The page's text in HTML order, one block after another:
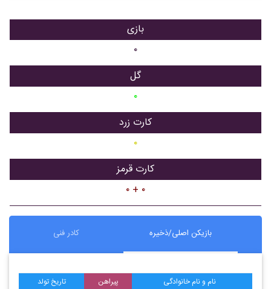
بازی
۰
گل
۰
کارت زرد
۰
کارت قرمز
۰ + ۰
بازیکن اصلی/ذخیره کادر فنی
نام و نام خانوادگی پیراهن تاریخ تولد